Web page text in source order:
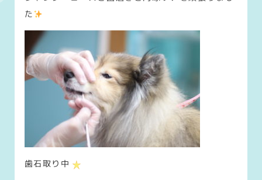
た
歯石取り中